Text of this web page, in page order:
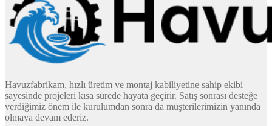
Havuzfabrikam, hızlı üretim ve montaj kabiliyetine sahip ekibi
sayesinde projeleri kısa sürede hayata geçirir. Satış sonrası desteğe
verdiğimiz önem ile kurulumdan sonra da müşterilerimizin yanında
olmaya devam ederiz.